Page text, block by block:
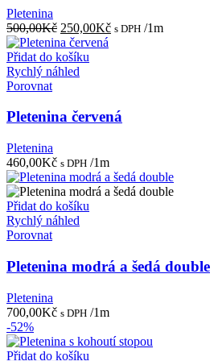
Pletenina
500,00Kč Původní
cena
byla:
500,00Kč.
250,00KčAktuální
s DPH /1m
Přidat do košíku
Rychlý náhled
Porovnat
Pletenina červená
Pletenina
460,00Kč s DPH /1m
Přidat do košíku
Rychlý náhled
Porovnat
Pletenina modrá a šedá double
Pletenina
700,00Kč s DPH /1m
-52%
Přidat do košíku